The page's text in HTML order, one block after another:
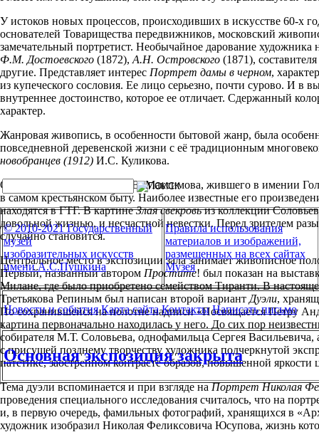
У истоков новых процессов, происходивших в искусстве 60-х
основателей Товарищества передвижников, московский
замечательный портретист. Необычайное дарование
Ф.М. Достоевского (1872), А.Н. Островского (1871),
другие. Представляет интерес Портрет дамы в черном,
из купеческого сословия. Ее лицо серьезно, почти сурово. И в
внутреннее достоинство, которое ее отличает. Сдержанный
характер.
Жанровая живопись, в особенности бытовой жанр, была
повседневной деревенской жизни с её традиционным
новобранцев (1912) И.С. Куликова.
Сюжеты многих картин В.В. Максимова, жившего в имении
в самом крестьянском быту. Наиболее известные его
находятся в ГТГ. В картинеЗлая свекровьиз коллекции
довольной жизнью, и несчастной невестки. Перед зрителем
случайно становится.
Центральное место в экспозиции зала занимает живописное
Первый, названный автором Простите! был показан на
Милане, где было приобретено семейством Тиранти. В
Третьякова Репиным был написан второй вариант Дуэли,
По сохранившейся на полотне надписи «Посвящается Петру
картина первоначально находилась у него. До сих пор
собирателя М.Т. Соловьева, однофамильца Сергея
с присущей позднему творчеству художника подчеркнутой
патетике, заостренном контрасте образов, повышенной яркости
Тема дуэли вспоминается и при взгляде наПортрет Николая
проведения специального исследования считалось, что на
и, в первую очередь, фамильных фотографий, хранящихся в
художник изобразил Николая Феликсовича Юсупова, жизнь
© 2010-2021 Государственный
музей
изобразительных искусств
имени А.С.Пушкина
Правила использования
материалов и изображений,
размещенных на всех сайтах
Музея
Новости и события Карта сайта Контакты Написать письмо
Основная экспозиция закрыта